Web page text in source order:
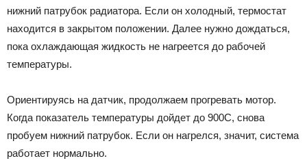
нижний патрубок радиатора. Если он холодный, термостат
находится в закрытом положении. Далее нужно дождаться,
пока охлаждающая жидкость не нагреется до рабочей
температуры.
Ориентируясь на датчик, продолжаем прогревать мотор.
Когда показатель температуры дойдет до 900С, снова
пробуем нижний патрубок. Если он нагрелся, значит, система
работает нормально.